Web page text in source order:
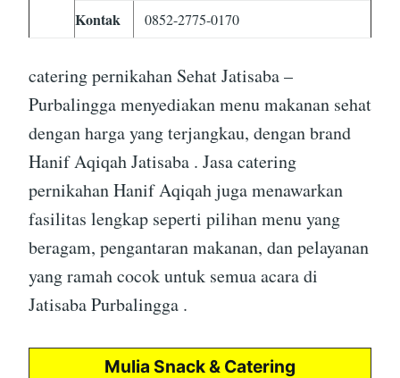
Kontak
0852-2775-0170
catering pernikahan Sehat Jatisaba –
Purbalingga menyediakan menu makanan sehat
dengan harga yang terjangkau, dengan brand
Hanif Aqiqah Jatisaba . Jasa catering
pernikahan Hanif Aqiqah juga menawarkan
fasilitas lengkap seperti pilihan menu yang
beragam, pengantaran makanan, dan pelayanan
yang ramah cocok untuk semua acara di
Jatisaba Purbalingga .
Mulia Snack & Catering